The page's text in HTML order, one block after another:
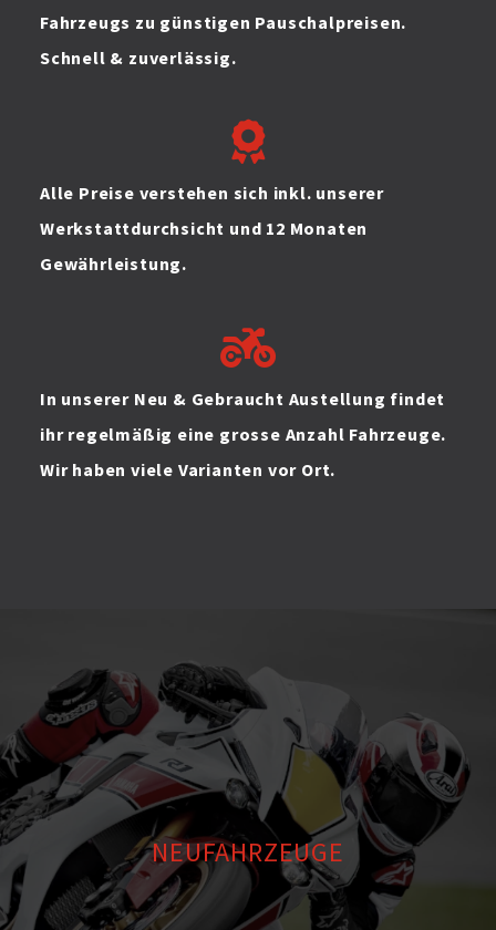
Fahrzeugs zu günstigen Pauschalpreisen.
Schnell & zuverlässig.
Alle Preise verstehen sich inkl. unserer
Werkstattdurchsicht und 12 Monaten
Gewährleistung.
In unserer Neu & Gebraucht Austellung findet
ihr regelmäßig eine grosse Anzahl Fahrzeuge.
Wir haben viele Varianten vor Ort.
NEUFAHRZEUGE